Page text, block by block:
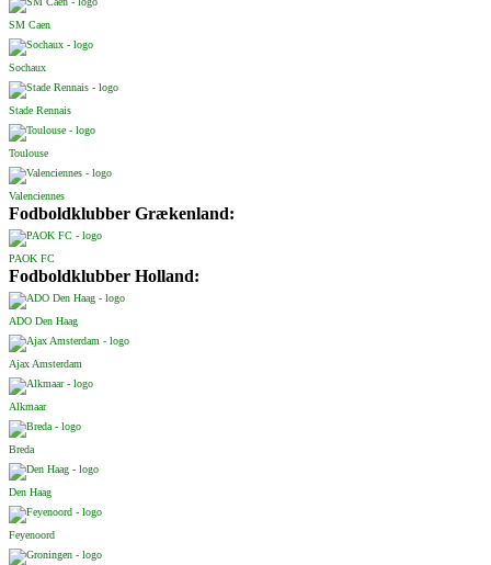
SM Caen
Sochaux
Stade Rennais
Toulouse
Valenciennes
Fodboldklubber Grækenland:
PAOK FC
Fodboldklubber Holland:
ADO Den Haag
Ajax Amsterdam
Alkmaar
Breda
Den Haag
Feyenoord